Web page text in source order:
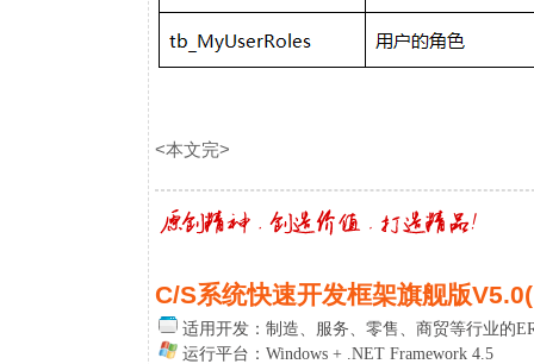
<本文完>
C/S系统快速开发框架旗舰版
适用开发： 制造、服务、零售、商贸等行业的
运行平台：Windows + .NET Framework 4.5